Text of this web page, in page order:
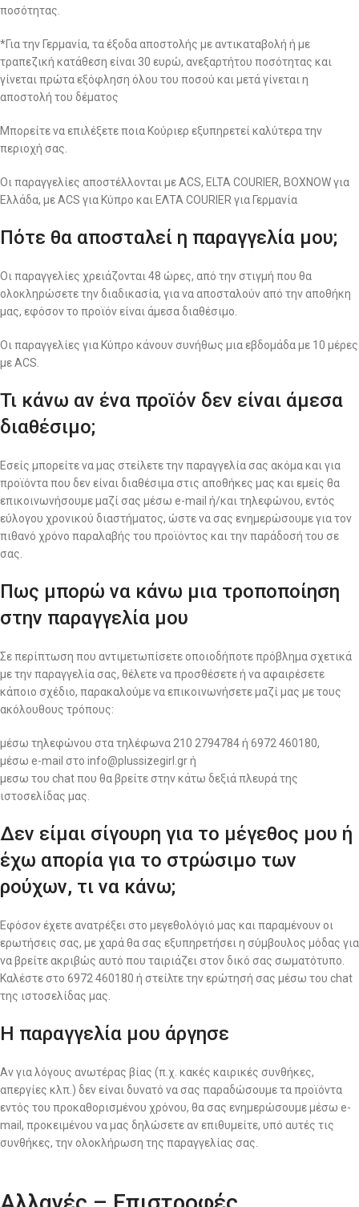
ποσότητας.
*Για την Γερμανία, τα έξοδα αποστολής με αντικαταβολή ή με
τραπεζική κατάθεση είναι 30 ευρώ, ανεξαρτήτου ποσότητας και
γίνεται πρώτα εξόφληση όλου του ποσού και μετά γίνεται η
αποστολή του δέματος
Μπορείτε να επιλέξετε ποια Κούριερ εξυπηρετεί καλύτερα την
περιοχή σας.
Οι παραγγελίες αποστέλλονται με ACS, ELTA COURIER, BOXNOW για
Ελλάδα, με ACS για Κύπρο και ΕΛΤΑ COURIER για Γερμανία
Πότε θα αποσταλεί η παραγγελία μου;
Οι παραγγελίες χρειάζονται 48 ώρες, από την στιγμή που θα
ολοκληρώσετε την διαδικασία, για να αποσταλούν από την αποθήκη
μας, εφόσον το προϊόν είναι άμεσα διαθέσιμο.
Οι παραγγελίες για Κύπρο κάνουν συνήθως μια εβδομάδα με 10 μέρες
με ACS.
Τι κάνω αν ένα προϊόν δεν είναι άμεσα
διαθέσιμο;
Εσείς μπορείτε να μας στείλετε την παραγγελία σας ακόμα και για
προϊόντα που δεν είναι διαθέσιμα στις αποθήκες μας και εμείς θα
επικοινωνήσουμε μαζί σας μέσω e-mail ή/και τηλεφώνου, εντός
εύλογου χρονικού διαστήματος, ώστε να σας ενημερώσουμε για τον
πιθανό χρόνο παραλαβής του προϊόντος και την παράδοσή του σε
σας.
Πως μπορώ να κάνω μια τροποποίηση
στην παραγγελία μου
Σε περίπτωση που αντιμετωπίσετε οποιοδήποτε πρόβλημα σχετικά
με την παραγγελία σας, θέλετε να προσθέσετε ή να αφαιρέσετε
κάποιο σχέδιο, παρακαλούμε να επικοινωνήσετε μαζί μας με τους
ακόλουθους τρόπους:
μέσω τηλεφώνου στα τηλέφωνα 210 2794784 ή 6972 460180,
μέσω e-mail στο info@plussizegirl.gr ή
μεσω του chat που θα βρείτε στην κάτω δεξιά πλευρά της
ιστοσελίδας μας.
Δεν είμαι σίγουρη για το μέγεθος μου ή
έχω απορία για το στρώσιμο των
ρούχων, τι να κάνω;
Εφόσον έχετε ανατρέξει στο μεγεθολόγιό μας και παραμένουν οι
ερωτήσεις σας, με χαρά θα σας εξυπηρετήσει η σύμβουλος μόδας για
να βρείτε ακριβώς αυτό που ταιριάζει στον δικό σας σωματότυπο.
Καλέστε στο 6972 460180 ή στείλτε την ερώτησή σας μέσω του chat
της ιστοσελίδας μας.
Η παραγγελία μου άργησε
Αν για λόγους ανωτέρας βίας (π.χ. κακές καιρικές συνθήκες,
απεργίες κλπ.) δεν είναι δυνατό να σας παραδώσουμε τα προϊόντα
εντός του προκαθορισμένου χρόνου, θα σας ενημερώσουμε μέσω e-
mail, προκειμένου να μας δηλώσετε αν επιθυμείτε, υπό αυτές τις
συνθήκες, την ολοκλήρωση της παραγγελίας σας.